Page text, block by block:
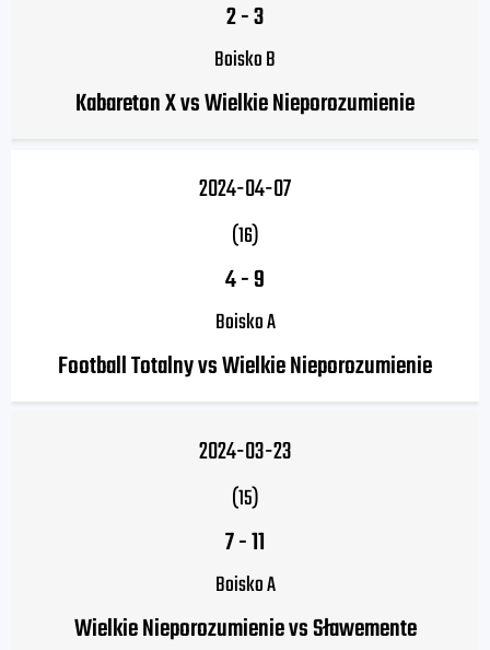
2-3
Boisko B
Kabareton X vs Wielkie Nieporozumienie
2024-04-07
(16)
4-9
Boisko A
Football Totalny vs Wielkie Nieporozumienie
2024-03-23
(15)
7-11
Boisko A
Wielkie Nieporozumienie vs Sławemente